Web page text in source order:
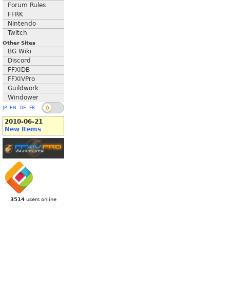
Forum Rules
FFRK
Nintendo
Twitch
Other Sites
BG Wiki
Discord
FFXIDB
FFXIVPro
Guildwork
Windower
JP EN DE FR
2010-06-21
New Items
3514 users online